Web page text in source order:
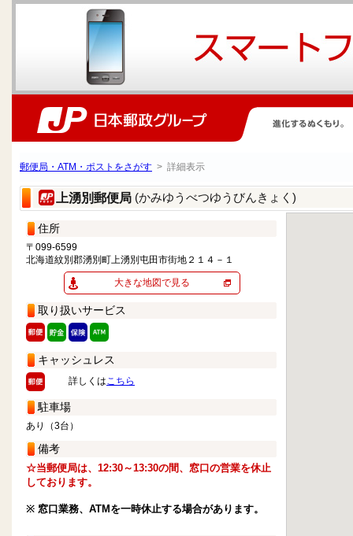
郵便局・ATM・ポストをさがす > 詳細表示
上湧別郵便局 (かみゆうべつゆうびんきょく)
住所
〒099-6599
北海道紋別郡湧別町上湧別屯田市街地２１４－１
大きな地図で見る
取り扱いサービス
キャッシュレス
詳しくはこちら
駐車場
あり（3台）
備考
☆当郵便局は、12:30～13:30の間、窓口の営業を休止
しております。
※ 窓口業務、ATMを一時休止する場合があります。